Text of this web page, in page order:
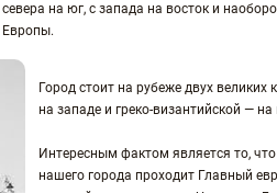
на юг, с запада на восток и
Европы.
Город стоит на рубеже двух великих
на западе и греко-византийской — на
Интересным фактом является то,
нашего города проходит Главный